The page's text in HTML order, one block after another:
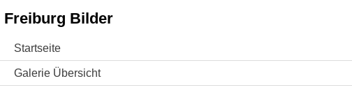
Freiburg Bilder
Startseite
Galerie Übersicht